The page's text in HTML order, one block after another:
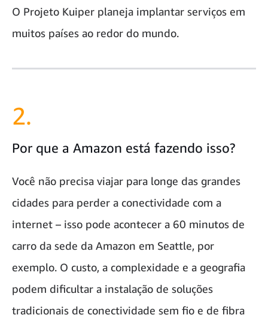
O Projeto Kuiper planeja implantar serviços em
muitos países ao redor do mundo.
2.
Por que a Amazon está fazendo isso?
Você não precisa viajar para longe das grandes
cidades para perder a conectividade com a
internet – isso pode acontecer a 60 minutos de
carro da sede da Amazon em Seattle, por
exemplo. O custo, a complexidade e a geografia
podem dificultar a instalação de soluções
tradicionais de conectividade sem fio e de fibra